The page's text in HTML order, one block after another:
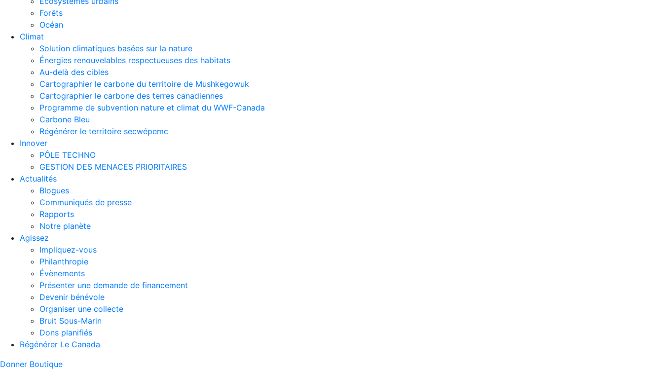
Forêts
Océan
Climat
Solution climatiques basées sur la nature
Énergies renouvelables respectueuses des habitats
Au-delà des cibles
Cartographier le carbone du territoire de Mushkegowuk
Cartographier le carbone des terres canadiennes
Programme de subvention nature et climat du WWF-Canada
Carbone Bleu
Régénérer le territoire secwépemc
Innover
PÔLE TECHNO
GESTION DES MENACES PRIORITAIRES
Actualités
Blogues
Communiqués de presse
Rapports
Notre planète
Agissez
Impliquez-vous
Philanthropie
Évènements
Présenter une demande de financement
Devenir bénévole
Organiser une collecte
Bruit Sous-Marin
Dons planifiés
Régénérer Le Canada
Donner Boutique